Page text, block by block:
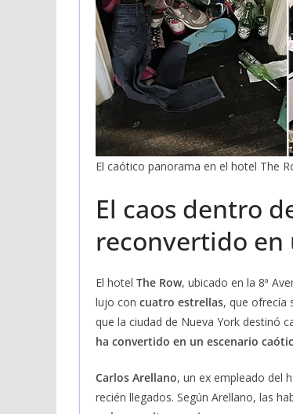
El caótico panorama en el hotel The
El caos dentro
reconvertido en
El hotel The Row, ubicado en la 8ª
lujo con cuatro estrellas, que ofrecía
que la ciudad de Nueva York destinó
ha convertido en un escenario
Carlos Arellano, un ex empleado del
recién llegados. Según Arellano, las